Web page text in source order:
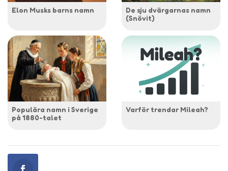
Elon Musks barns namn
De sju dvärgarnas namn
(Snövit)
Populära namn i Sverige
på 1880-talet
Varför trendar Mileah?